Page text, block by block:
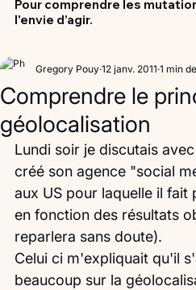
Pour comprendre les
l'envie d’agir.
Comprendre le
géolocalisation
Gregory Pouy 12 janv. 2011 1 min
Lundi soir je discutais
créé son agence "social
aux US pour laquelle il fait
en fonction des résultats
reparlera sans doute).
Celui ci m'expliquait qu'il
beaucoup sur la